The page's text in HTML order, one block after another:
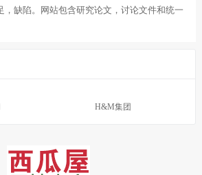
，缺陷。网站包含研究论文，讨论文件和统一
H&M集团